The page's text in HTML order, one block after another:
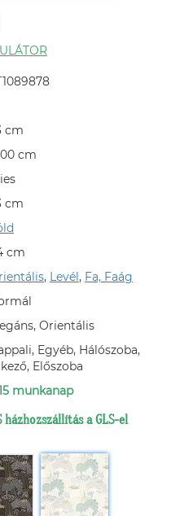
cm
cm
cm
cm
, Levél, Fa, Faág
Orientális
Egyéb, Hálószoba,
Előszoba
munkanap
a GLS-el